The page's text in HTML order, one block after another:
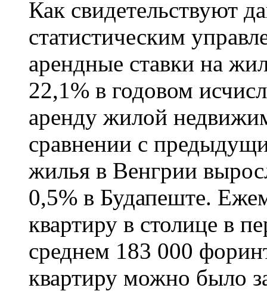
Как свидетельствуют
статистическим
арендные ставки на
22,1% в годовом
аренду жилой
сравнении с
жилья в Венгрии
0,5% в Будапеште.
квартиру в столице в
среднем 183 000
квартиру можно было